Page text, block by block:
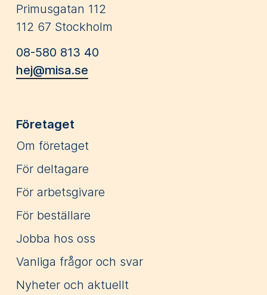
Primusgatan 112
112 67 Stockholm
08-580 813 40
hej@misa.se
Företaget
Om företaget
För deltagare
För arbetsgivare
För beställare
Jobba hos oss
Vanliga frågor och svar
Nyheter och aktuellt